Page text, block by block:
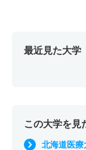
最近見た大学
この大学を見
北海道医療